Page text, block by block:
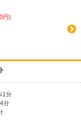
円)
1分
分